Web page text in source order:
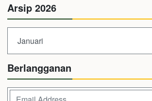
Arsip 2026
Januari
Berlangganan